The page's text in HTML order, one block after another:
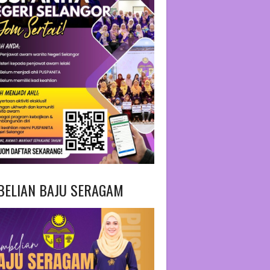
BAJU SERAGAM